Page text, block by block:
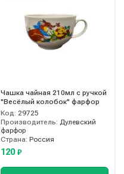
Чашка чайная 210мл с ручкой
"Весёлый колобок" фарфор
Код: 29725
Производитель: Дулевский
фарфор
Страна: Россия
120 ₽